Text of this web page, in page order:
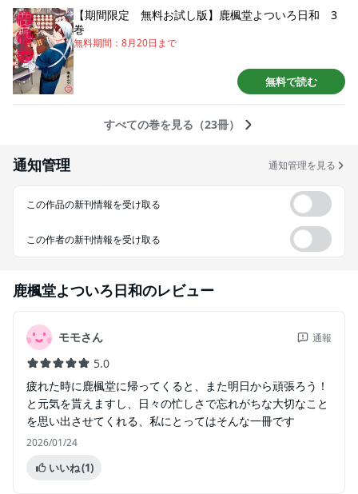
【期間限定 無料お試し版】鹿楓堂よついろ日和 3
巻
無料期間： 8月20日 まで
無料で読む
すべての巻を見る（23冊）
通知管理 通知管理を見る
この作品の新刊情報を受け取る
この作者の新刊情報を受け取る
鹿楓堂よついろ日和のレビュー
モモさん 通報
5.0
疲れた時に鹿楓堂に帰ってくると、また明日から頑張ろう！
と元気を貰えますし、日々の忙しさで忘れがちな大切なこと
を思い出させてくれる、私にとってはそんな一冊です
2026/01/24
いいね(1)